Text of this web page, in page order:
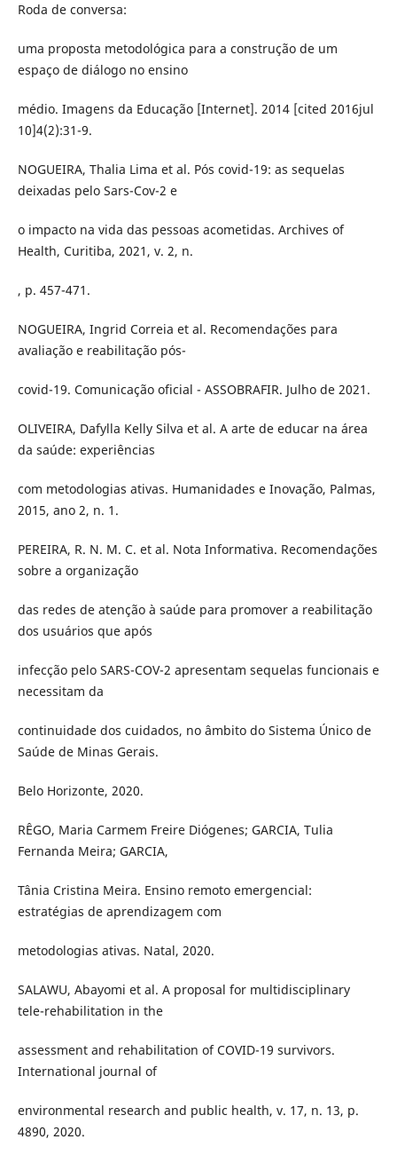
Roda de conversa:
uma proposta metodológica para a construção de um
espaço de diálogo no ensino
médio. Imagens da Educação [Internet]. 2014 [cited 2016jul
10]4(2):31-9.
NOGUEIRA, Thalia Lima et al. Pós covid-19: as sequelas
deixadas pelo Sars-Cov-2 e
o impacto na vida das pessoas acometidas. Archives of
Health, Curitiba, 2021, v. 2, n.
, p. 457-471.
NOGUEIRA, Ingrid Correia et al. Recomendações para
avaliação e reabilitação pós-
covid-19. Comunicação oficial - ASSOBRAFIR. Julho de 2021.
OLIVEIRA, Dafylla Kelly Silva et al. A arte de educar na área
da saúde: experiências
com metodologias ativas. Humanidades e Inovação, Palmas,
2015, ano 2, n. 1.
PEREIRA, R. N. M. C. et al. Nota Informativa. Recomendações
sobre a organização
das redes de atenção à saúde para promover a reabilitação
dos usuários que após
infecção pelo SARS-COV-2 apresentam sequelas funcionais e
necessitam da
continuidade dos cuidados, no âmbito do Sistema Único de
Saúde de Minas Gerais.
Belo Horizonte, 2020.
RÊGO, Maria Carmem Freire Diógenes; GARCIA, Tulia
Fernanda Meira; GARCIA,
Tânia Cristina Meira. Ensino remoto emergencial:
estratégias de aprendizagem com
metodologias ativas. Natal, 2020.
SALAWU, Abayomi et al. A proposal for multidisciplinary
tele-rehabilitation in the
assessment and rehabilitation of COVID-19 survivors.
International journal of
environmental research and public health, v. 17, n. 13, p.
4890, 2020.